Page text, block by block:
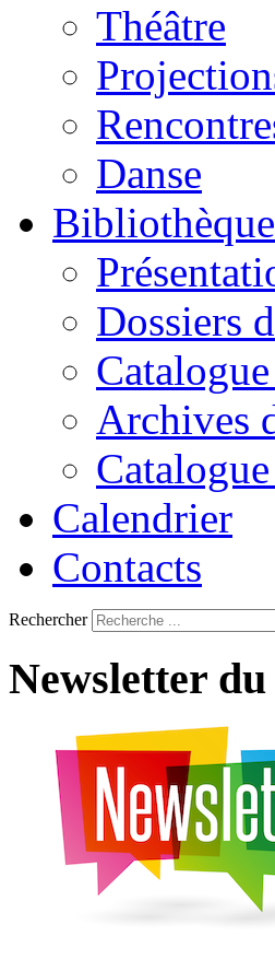
Théâtre
Danse
Bibliothèque
Dossiers
Archives
Calendrier
Contacts
Rechercher
Newsletter du